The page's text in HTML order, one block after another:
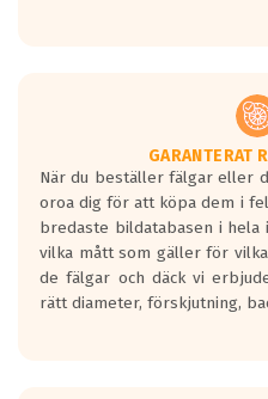
Vid körning i över 50km/h
rullmotståndets ljud
motorljudet.
På däckmärkningen kommer
en symbol av ett däck med
bullernivå markeras med
medans de vita vågorna
ett tyst däck.
GARANTERAT
När du beställer fälgar eller
oroa dig för att köpa dem i
bredaste bildatabasen i
vilka mått som gäller för
de fälgar och däck vi
rätt diameter, förskjutning,